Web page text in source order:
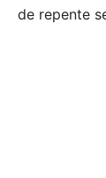
de repente